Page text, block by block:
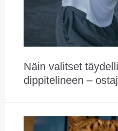
Näin valitset
dippitelineen –